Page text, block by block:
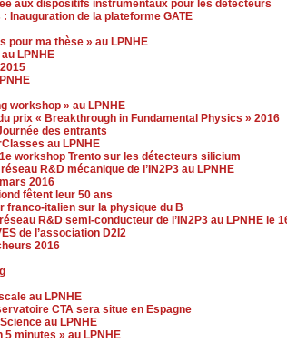
aux dispositifs instrumentaux pour les détecteurs
: Inauguration de la plateforme GATE
pour ma thèse » au LPNHE
LPNHE
workshop » au LPNHE
prix « Breakthrough in Fundamental Physics » 2016
des entrants
au LPNHE
workshop Trento sur les détecteurs silicium
R&D mécanique de l’IN2P3 au LPNHE
2016
fêtent leur 50 ans
franco-italien sur la physique du B
R&D semi-conducteur de l’IN2P3 au LPNHE le
de l’association D2I2
2016
au LPNHE
CTA sera situe en Espagne
au LPNHE
5 minutes » au LPNHE